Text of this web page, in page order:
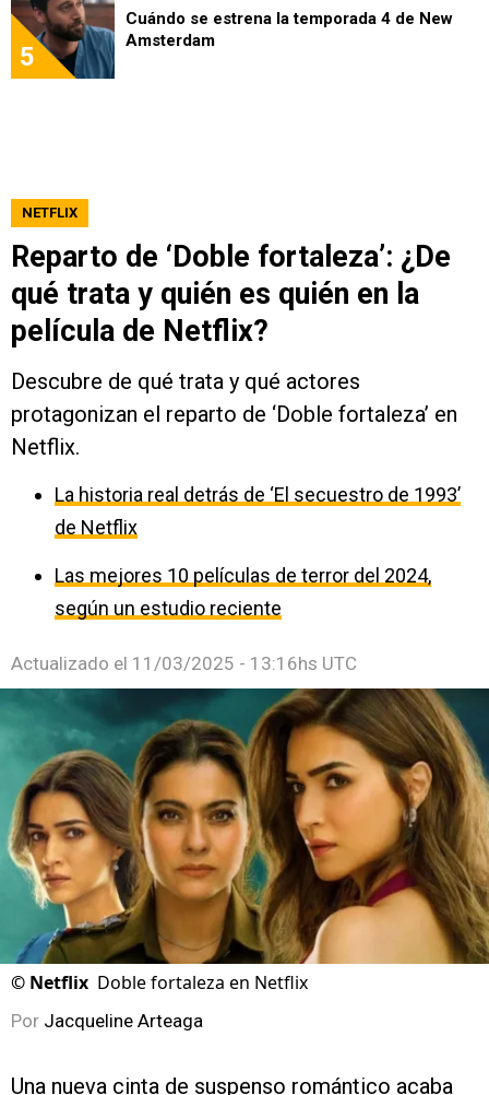
5
Cuándo se estrena la temporada 4 de New
Amsterdam
NETFLIX
Reparto de ‘Doble fortaleza’: ¿De
qué trata y quién es quién en la
película de Netflix?
Descubre de qué trata y qué actores
protagonizan el reparto de ‘Doble fortaleza’ en
Netflix.
La historia real detrás de ‘El secuestro de 1993’
de Netflix
Las mejores 10 películas de terror del 2024,
según un estudio reciente
Actualizado el 11/03/2025 - 13:16hs UTC
© Netflix Doble fortaleza en Netflix
Por Jacqueline Arteaga
Una nueva cinta de suspenso romántico acaba